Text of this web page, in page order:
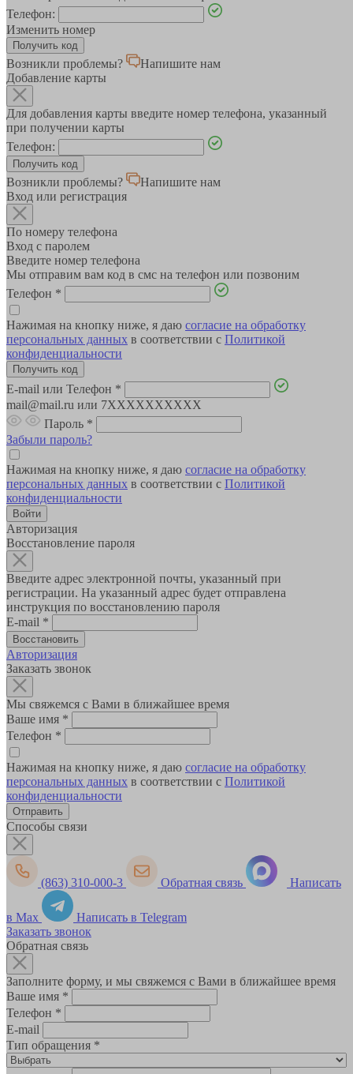
Телефон:
Изменить номер
Возникли проблемы?
Напишите нам
Добавление карты
Для добавления карты введите номер телефона, указанный
при получении карты
Телефон:
Возникли проблемы?
Напишите нам
Вход или регистрация
По номеру телефона
Вход с паролем
Введите номер телефона
Мы отправим вам код в смс на телефон или позвоним
Телефон *
Нажимая на кнопку ниже, я даю согласие на обработку
персональных данных в соответствии с Политикой
конфиденциальности
E-mail или Телефон *
mail@mail.ru или 7XXXXXXXXXX
Пароль *
Забыли пароль?
Нажимая на кнопку ниже, я даю согласие на обработку
персональных данных в соответствии с Политикой
конфиденциальности
Авторизация
Восстановление пароля
Введите адрес электронной почты, указанный при
регистрации. На указанный адрес будет отправлена
инструкция по восстановлению пароля
E-mail *
Авторизация
Заказать звонок
Мы свяжемся с Вами в ближайшее время
Ваше имя *
Телефон *
Нажимая на кнопку ниже, я даю согласие на обработку
персональных данных в соответствии с Политикой
конфиденциальности
Способы связи
(863) 310-000-3 Обратная связь Написать
в Max
Написать в Telegram
Заказать звонок
Обратная связь
Заполните форму, и мы свяжемся с Вами в ближайшее время
Ваше имя *
Телефон *
E-mail
Тип обращения *